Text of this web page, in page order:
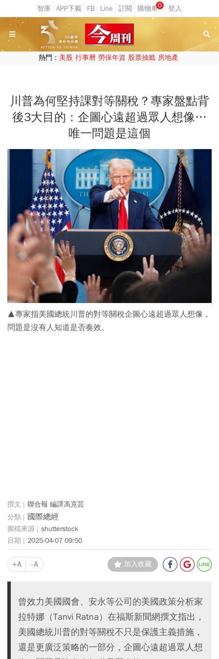
0
熱門： 美股 行事曆 勞保年資 股票抽籤 房地產
川普為何堅持課對等關稅？專家盤點背
後3大目的：企圖心遠超過眾人想像…
唯一問題是這個
▲專家指美國總統川普的對等關稅企圖心遠超過眾人想像，
問題是沒有人知道是否奏效。
聯合報 編譯馮克芸
國際總經
shutterstock
2025-04-07 09:50
+A -A 加入收藏
曾效力美國國會、安永等公司的美國政策分析家
拉特娜（Tanvi Ratna）在福斯新聞網撰文指出，
美國總統川普的對等關稅不只是保護主義措施，
還是更廣泛策略的一部分，企圖心遠超過眾人想